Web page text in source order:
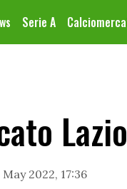
Serie A
2022, 17:36